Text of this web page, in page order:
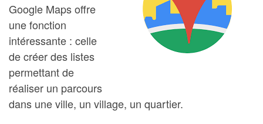
Google Maps offre
une fonction
intéressante : celle
de créer des listes
permettant de
réaliser un parcours
dans une ville, un village, un quartier.